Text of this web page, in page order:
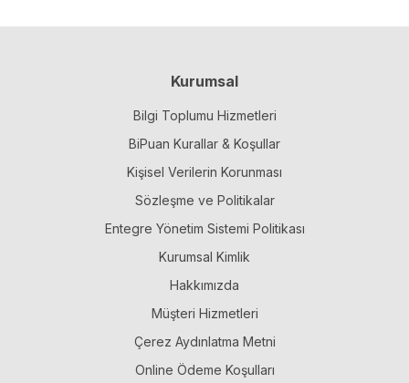
Kurumsal
Bilgi Toplumu Hizmetleri
BiPuan Kurallar & Koşullar
Kişisel Verilerin Korunması
Sözleşme ve Politikalar
Entegre Yönetim Sistemi Politikası
Kurumsal Kimlik
Hakkımızda
Müşteri Hizmetleri
Çerez Aydınlatma Metni
Online Ödeme Koşulları